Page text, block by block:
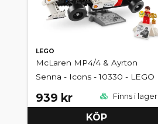
LEGO
McLaren MP4/4 & Ayrton
Senna - Icons - 10330 - LEGO
939 kr Finns i lager
KÖP